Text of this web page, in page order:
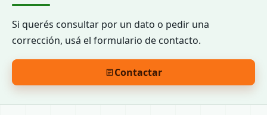
Si querés consultar por un dato o pedir una
corrección, usá el formulario de contacto.
Contactar